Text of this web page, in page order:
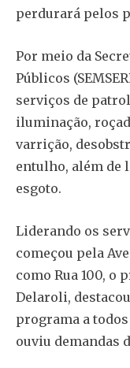
perdurará pelos
Por meio da
Públicos
serviços de
iluminação,
varrição,
entulho, além de
esgoto.
Liderando os
começou pela
como Rua 100, o
Delaroli,
programa a
ouviu demandas